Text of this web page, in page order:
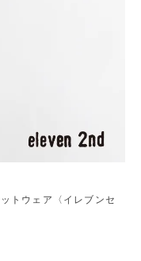
トウェア〈イレブンセ